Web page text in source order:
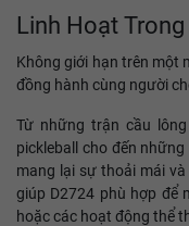
Linh Hoạt
Không giới hạn trên một
đồng hành cùng người
Từ những trận cầu
pickleball cho đến
mang lại sự thoải mái
giúp D2724 phù hợp để
hoặc các hoạt động thể